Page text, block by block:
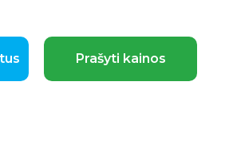
Prašyti kainos